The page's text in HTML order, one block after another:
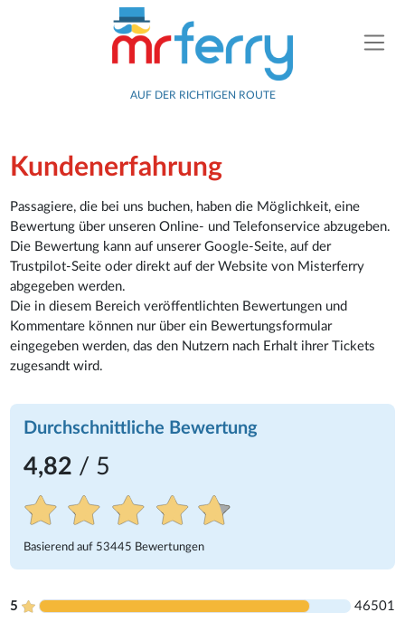
AUF DER RICHTIGEN ROUTE
Kundenerfahrung
Passagiere, die bei uns buchen, haben die Möglichkeit, eine
Bewertung über unseren Online- und Telefonservice abzugeben.
Die Bewertung kann auf unserer Google-Seite, auf der
Trustpilot-Seite oder direkt auf der Website von Misterferry
abgegeben werden.
Die in diesem Bereich veröffentlichten Bewertungen und
Kommentare können nur über ein Bewertungsformular
eingegeben werden, das den Nutzern nach Erhalt ihrer Tickets
zugesandt wird.
Durchschnittliche Bewertung
4,82 / 5
Basierend auf 53445 Bewertungen
5 46501